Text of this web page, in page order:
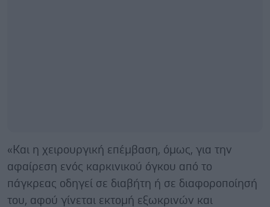
«Και η χειρουργική επέμβαση, όμως, για την
αφαίρεση ενός καρκινικού όγκου από το
πάγκρεας οδηγεί σε διαβήτη ή σε διαφοροποίησή
του, αφού γίνεται εκτομή εξωκρινών και